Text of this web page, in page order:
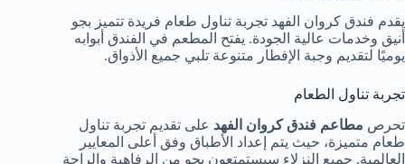
يقدم فندق كروان الفهد تجربة تناول طعام فريدة تتميز بجو
أنيق وخدمات عالية الجودة. يفتح المطعم في الفندق أبوابه
يوميًا لتقديم وجبة الإفطار متنوعة تلبي جميع الأذواق.
تجربة تناول الطعام
تحرص مطاعم فندق كروان الفهد على تقديم تجربة تناول
طعام متميزة، حيث يتم إعداد الأطباق وفق أعلى المعايير
العالمية. جميع النزلاء سيستمتعون بجو من الرفاهية والراحة